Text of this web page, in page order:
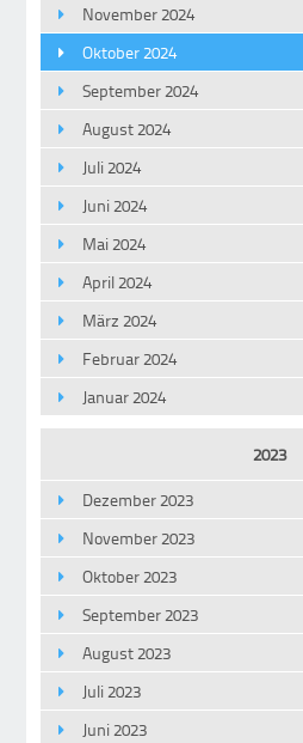
November 2024
Oktober 2024
September 2024
August 2024
Juli 2024
Juni 2024
Mai 2024
April 2024
März 2024
Februar 2024
Januar 2024
2023
Dezember 2023
November 2023
Oktober 2023
September 2023
August 2023
Juli 2023
Juni 2023